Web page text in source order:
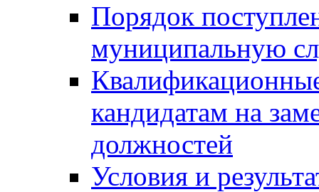
Порядок
муниципальную
кандидатам на
должностей
Условия и